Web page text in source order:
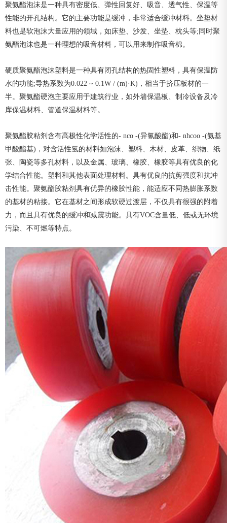
聚氨酯泡沫是一种具有密度低、弹性回复好、吸音、透气性、保温等
性能的开孔结构。它的主要功能是缓冲，非常适合缓冲材料。坐垫材
料也是软泡沫大量应用的领域，如床垫、沙发、坐垫、枕头等;同时聚
氨酯泡沫也是一种理想的吸音材料，可以用来制作吸音棉。
硬质聚氨酯泡沫塑料是一种具有闭孔结构的热固性塑料，具有保温防
水的功能;导热系数为0.022 ~ 0.1W / (m)·Κ)，相当于挤压板材的一
半。聚氨酯硬泡主要应用于建筑行业，如外墙保温板、制冷设备及冷
库保温材料、管道保温材料等。
聚氨酯胶粘剂含有高极性化学活性的- nco -(异氰酸酯)和- nhcoo -(氨基
甲酸酯基)，对含活性氢的材料如泡沫、塑料、木材、皮革、织物、纸
张、陶瓷等多孔材料，以及金属、玻璃、橡胶、橡胶等具有优良的化
学结合性能。塑料和其他表面处理材料。具有优良的抗剪强度和抗冲
击性能。聚氨酯胶粘剂具有优异的橡胶性能，能适应不同热膨胀系数
的基材的粘接。它在基材之间形成软硬过渡层，不仅具有很强的附着
力，而且具有优良的缓冲和减震功能。具有VOC含量低、低或无环境
污染、不可燃等特点。